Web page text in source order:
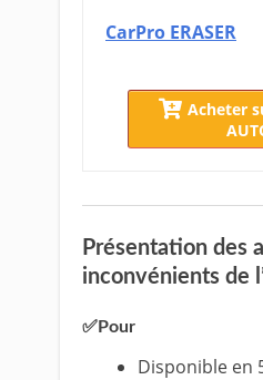
CarPro ERASER
Acheter
Présentation des
inconvénients de
✅Pour
Disponible en